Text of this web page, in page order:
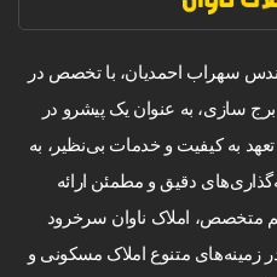
سهراب احمدیان، با تخصص در
سازی، به عنوان یک پیشرو در
به کیفیت و خدمات بی‌نظیر، به
دقیق و مطمئن ارائه
متخصص، املاک ناوان سرخرود
زمینه‌های متنوع املاک مسکونی و